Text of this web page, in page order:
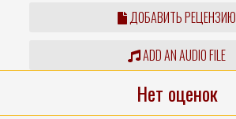
ДОБАВИТЬ РЕЦЕНЗИЮ
ADD AN AUDIO FILE
Нет оценок